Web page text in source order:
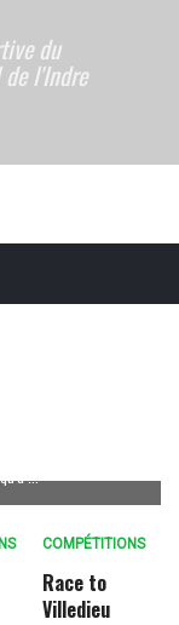
du
l'Indre
...
COMPÉTITIONS
Race to
Villedieu